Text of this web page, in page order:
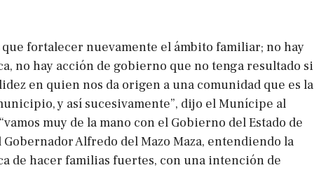
que fortalecer nuevamente el ámbito familiar; no hay
no hay acción de gobierno que no tenga resultado si
en quien nos da origen a una comunidad que es la
y así sucesivamente”, dijo el Munícipe al
muy de la mano con el Gobierno del Estado de
Gobernador Alfredo del Mazo Maza, entendiendo la
de hacer familias fuertes, con una intención de